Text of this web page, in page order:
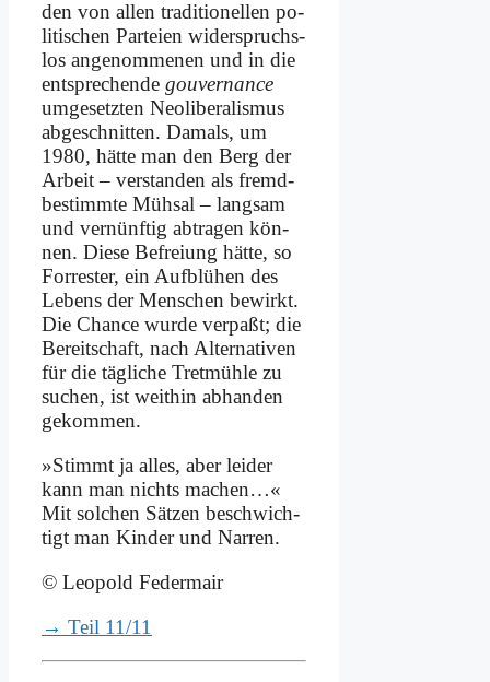
den von al­len tra­di­tio­nel­len po­
li­ti­schen Par­tei­en wi­der­spruchs­
los an­ge­nom­me­nen und in die
ent­spre­chen­de gou­ver­nan­ce
um­ge­setz­ten Neo­li­be­ra­lis­mus
ab­ge­schnit­ten. Da­mals, um
1980, hät­te man den Berg der
Ar­beit – ver­stan­den als fremd­
be­stimm­te Müh­sal – lang­sam
und ver­nünf­tig ab­tra­gen kön­
nen. Die­se Be­frei­ung hät­te, so
For­re­ster, ein Auf­blü­hen des
Le­bens der Men­schen be­wirkt.
Die Chan­ce wur­de ver­paßt; die
Be­reit­schaft, nach Al­ter­na­ti­ven
für die täg­li­che Tret­müh­le zu
su­chen, ist weit­hin ab­han­den
ge­kom­men.
»Stimmt ja al­les, aber lei­der
kann man nichts ma­chen…«
Mit sol­chen Sät­zen be­schwich­
tigt man Kin­der und Nar­ren.
© Leo­pold Fe­der­mair
→ Teil 11/11